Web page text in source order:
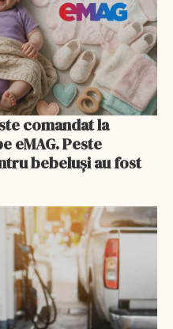
comandat la
eMAG. Peste
bebeluși au fost